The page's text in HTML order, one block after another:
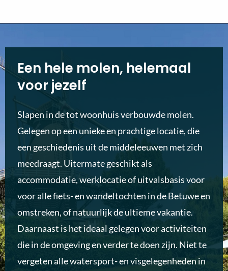
Een hele molen, helemaal
voor jezelf
Slapen in de tot woonhuis verbouwde molen.
Gelegen op een unieke en prachtige locatie, die
een geschiedenis uit de middeleeuwen met zich
meedraagt. Uitermate geschikt als
accommodatie, werklocatie of uitvalsbasis voor
voor alle fiets- en wandeltochten in de Betuwe en
omstreken, of natuurlijk de ultieme vakantie.
Daarnaast is het ideaal gelegen voor activiteiten
die in de omgeving en verder te doen zijn. Niet te
vergeten alle watersport- en visgelegenheden in